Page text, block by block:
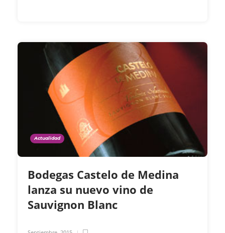
Actualidad
Bodegas Castelo de Medina
lanza su nuevo vino de
Sauvignon Blanc